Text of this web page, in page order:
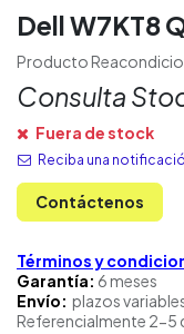
Dell W7KT8
Producto
Consulta
Fuera de stock
Reciba una
Contáctenos
Términos y
Garantía: 6 meses
Envío: plazos
Referencialmente 2-5